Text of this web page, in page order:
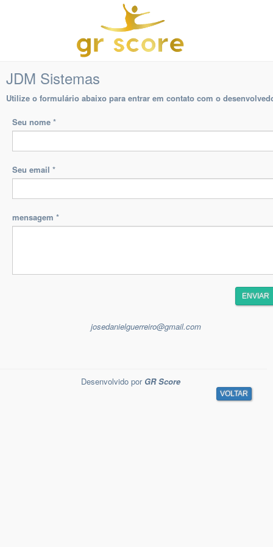
JDM Sistemas
Utilize o formulário abaixo para entrar em contato com o
Seu nome *
Seu email *
mensagem *
ENVIAR
josedanielguerreiro@gmail.com
Desenvolvido por GR Score
VOLTAR